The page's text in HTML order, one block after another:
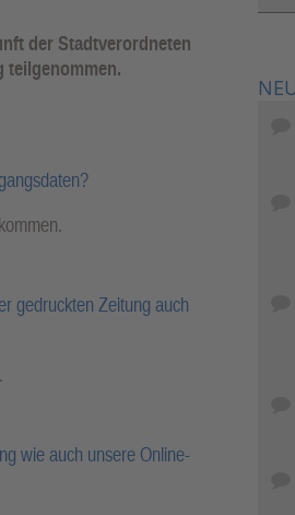
der Stadtverordneten
teilgenommen.
gedruckten Zeitung auch
wie auch unsere Online-